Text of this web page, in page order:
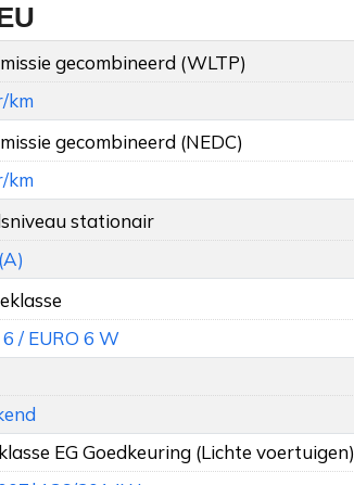
gecombineerd (WLTP)
km
gecombineerd (NEDC)
km
stationair
6 / EURO 6 W
EG Goedkeuring (Lichte voertuigen)